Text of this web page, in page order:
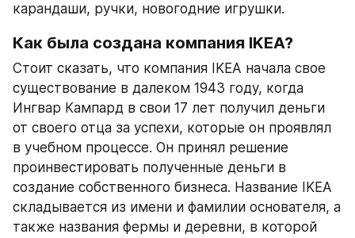
карандаши, ручки, новогодние игрушки.
Как была создана компания IKEA?
Стоит сказать, что компания IKEA начала свое
существование в далеком 1943 году, когда
Ингвар Кампард в свои 17 лет получил деньги
от своего отца за успехи, которые он проявлял
в учебном процессе. Он принял решение
проинвестировать полученные деньги в
создание собственного бизнеса. Название IKEA
складывается из имени и фамилии основателя, а
также названия фермы и деревни, в которой